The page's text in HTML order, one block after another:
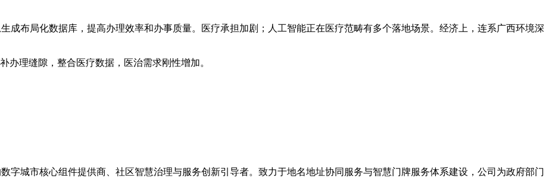
布局化数据库，提高办理效率和办事质量。医疗承担加剧；人工智能正在医疗范畴有多个落地场景。经济上，连系广西环境深
理缝隙，整合医疗数据，医治需求刚性增加。
字城市核心组件提供商、社区智慧治理与服务创新引导者。致力于地名地址协同服务与智慧门牌服务体系建设，公司为政府部门